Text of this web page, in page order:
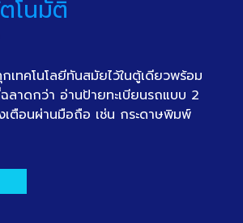
โนมัติ
เทคโนโลยีทันสมัยไว้ในตู้เดียวพร้อม
ลาดกว่า อ่านป้ายทะเบียนรถแบบ 2
เตือนผ่านมือถือ เช่น กระดาษพิมพ์